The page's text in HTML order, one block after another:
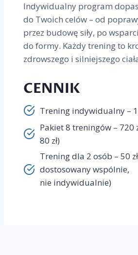
Indywidualny program
do Twoich celów – od
przez budowę siły, po
do formy. Każdy trening to
zdrowszego i silniejszego
CENNIK
Trening indywidualny –
Pakiet 8 treningów – 720
80 zł)
Trening dla 2 osób – 50
dostosowany wspólnie,
nie indywidualnie)